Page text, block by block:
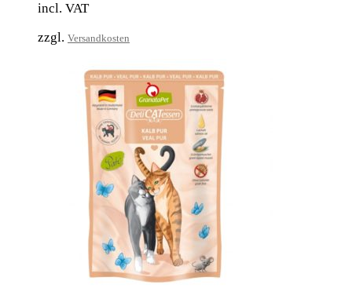
incl. VAT
zzgl. Versandkosten